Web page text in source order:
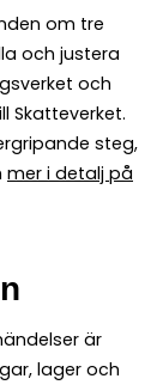
om tre
och justera
och
Skatteverket.
steg,
mer i detalj på
är
lager och